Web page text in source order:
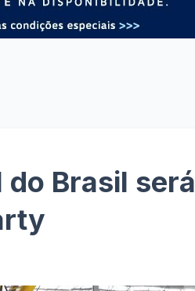
do Brasil será